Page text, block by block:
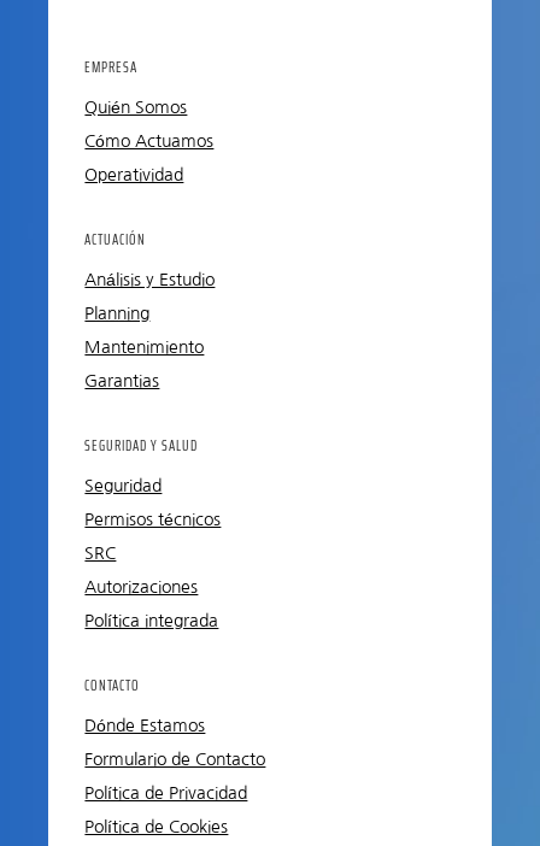
EMPRESA
Quién Somos
Cómo Actuamos
Operatividad
ACTUACIÓN
Análisis y Estudio
Planning
Mantenimiento
Garantias
SEGURIDAD Y SALUD
Seguridad
Permisos técnicos
SRC
Autorizaciones
Política integrada
CONTACTO
Dónde Estamos
Formulario de Contacto
Política de Privacidad
Política de Cookies